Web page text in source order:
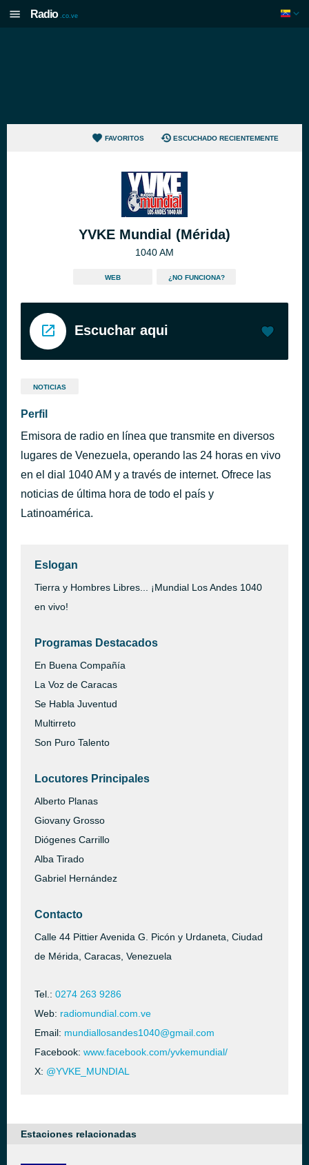
Radio .co.ve
FAVORITOS ESCUCHADO RECIENTEMENTE
YVKE Mundial (Mérida)
1040 AM
WEB ¿NO FUNCIONA?
Escuchar aqui
NOTICIAS
Perfil
Emisora de radio en línea que transmite en diversos
lugares de Venezuela, operando las 24 horas en vivo
en el dial 1040 AM y a través de internet. Ofrece las
noticias de última hora de todo el país y
Latinoamérica.
Eslogan
Tierra y Hombres Libres... ¡Mundial Los Andes 1040
en vivo!
Programas Destacados
En Buena Compañía
La Voz de Caracas
Se Habla Juventud
Multirreto
Son Puro Talento
Locutores Principales
Alberto Planas
Giovany Grosso
Diógenes Carrillo
Alba Tirado
Gabriel Hernández
Contacto
Calle 44 Pittier Avenida G. Picón y Urdaneta, Ciudad
de Mérida, Caracas, Venezuela
Tel.: 0274 263 9286
Web: radiomundial.com.ve
Email: mundiallosandes1040@gmail.com
Facebook: www.facebook.com/yvkemundial/
X: @YVKE_MUNDIAL
Estaciones relacionadas